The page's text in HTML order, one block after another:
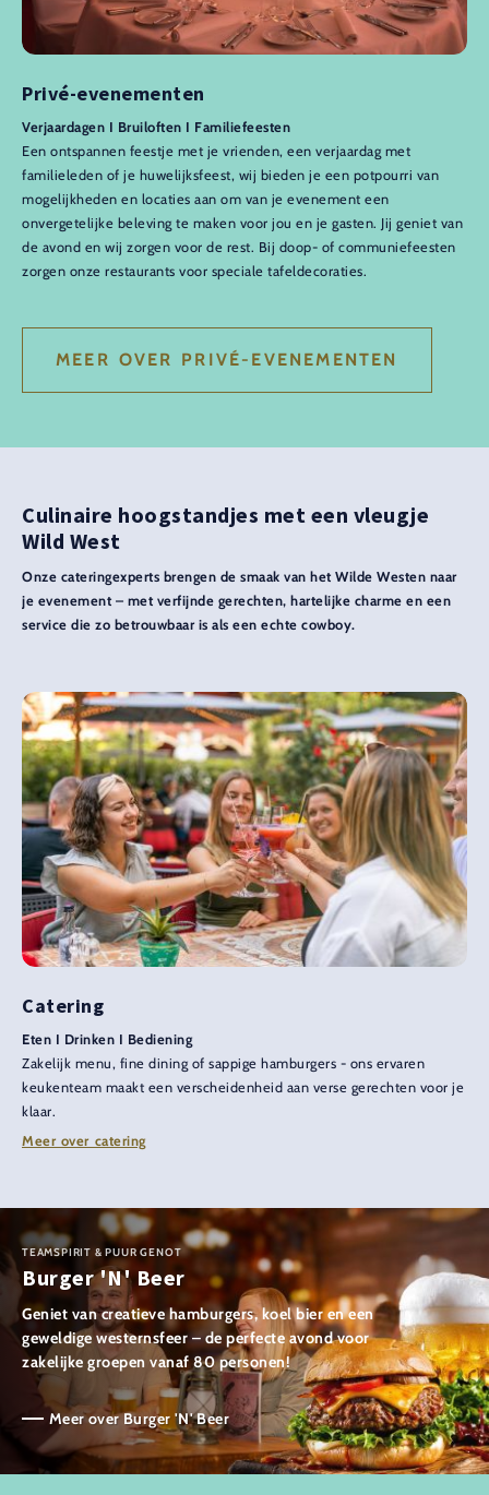
Privé-evenementen
Verjaardagen I Bruiloften I Familiefeesten
Een ontspannen feestje met je vrienden, een verjaardag met
familieleden of je huwelijksfeest, wij bieden je een potpourri van
mogelijkheden en locaties aan om van je evenement een
onvergetelijke beleving te maken voor jou en je gasten. Jij geniet van
de avond en wij zorgen voor de rest. Bij doop- of communiefeesten
zorgen onze restaurants voor speciale tafeldecoraties.
MEER OVER PRIVÉ-EVENEMENTEN
Culinaire hoogstandjes met een vleugje
Wild West
Onze cateringexperts brengen de smaak van het Wilde Westen naar
je evenement – met verfijnde gerechten, hartelijke charme en een
service die zo betrouwbaar is als een echte cowboy.
Catering
Eten I Drinken I Bediening
Zakelijk menu, fine dining of sappige hamburgers - ons ervaren
keukenteam maakt een verscheidenheid aan verse gerechten voor je
klaar.
Meer over catering
TEAMSPIRIT & PUUR GENOT
Burger 'N' Beer
Geniet van creatieve hamburgers, koel bier en een
geweldige westernsfeer – de perfecte avond voor
zakelijke groepen vanaf 80 personen!
Meer over Burger 'N' Beer